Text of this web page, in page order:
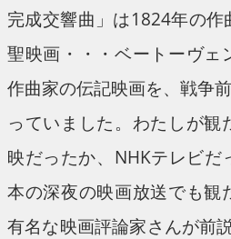
完成交響曲」は1824年の
聖映画・・・ベートーヴェ
作曲家の伝記映画を、戦争
っていました。わたしが観
映だったか、NHKテレビだ
本の深夜の映画放送でも観
有名な映画評論家さんが前